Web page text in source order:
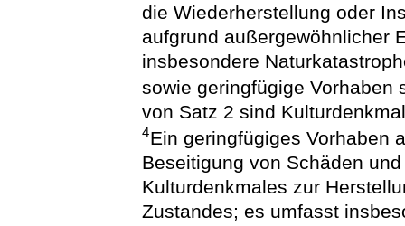
die Wiederherstellung oder
aufgrund außergewöhnlicher
insbesondere
sowie geringfügige
von Satz 2 sind
4Ein geringfügiges Vorhaben
Beseitigung von Schäden
Kulturdenkmales zur
Zustandes; es umfasst